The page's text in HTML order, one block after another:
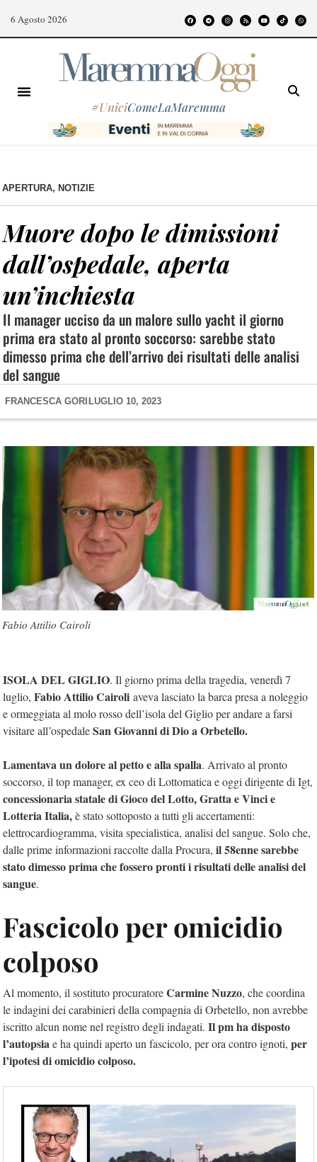
6 Agosto 2026
#UniciComeLaMaremma
APERTURA, NOTIZIE
Muore dopo le dimissioni
dall’ospedale, aperta
un’inchiesta
Il manager ucciso da un malore sullo yacht il giorno
prima era stato al pronto soccorso: sarebbe stato
dimesso prima che dell’arrivo dei risultati delle analisi
del sangue
FRANCESCA GORI LUGLIO 10, 2023
Fabio Attilio Cairoli
ISOLA DEL GIGLIO. Il giorno prima della tragedia, venerdì 7
luglio, Fabio Attilio Cairoli aveva lasciato la barca presa a noleggio
e ormeggiata al molo rosso dell’isola del Giglio per andare a farsi
visitare all’ospedaleSan Giovanni di Dio a Orbetello.
Lamentava un dolore al petto e alla spalla. Arrivato al pronto
soccorso, il top manager, ex ceo di Lottomatica e oggi dirigente di Igt,
concessionaria statale di Gioco del Lotto, Gratta e Vinci e
Lotteria Italia,è stato sottoposto a tutti gli accertamenti:
elettrocardiogramma, visita specialistica, analisi del sangue. Solo che,
dalle prime informazioni raccolte dalla Procura, il 58enne sarebbe
stato dimesso prima che fossero pronti i risultati delle analisi del
sangue.
Fascicolo per omicidio
colposo
Al momento, il sostituto procuratoreCarmine Nuzzo, che coordina
le indagini dei carabinieri della compagnia di Orbetello, non avrebbe
iscritto alcun nome nel registro degli indagati. Il pm ha disposto
l’autopsiae ha quindi aperto un fascicolo, per ora contro ignoti, per
l’ipotesi di omicidio colposo.